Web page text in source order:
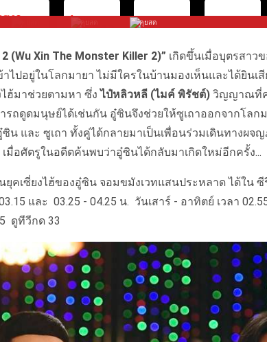
(Wu Xin The Monster Killer 2)” เกิดขึ้นเมื่อบุตรสาว
าไปอยู่ในโลกมายา ไม่มีใครในบ้านมองเห็นและได้ยินเ
ไฮ้มาช่วยตามหา ซึ่งไป๋หลิวหลี (ไมค์ พิรัชต์) วิญญาณที่ค
รถดูดมนุษย์ได้เช่นกัน อู๋ซินจึงช่วยให้ซูเถาออกจากโลก
น และ ซูเถา ทั้งคู่ได้กลายมาเป็นเพื่อนร่วมเดินทางผจญ
เมื่อศัตรูในอดีตค้นพบว่าอู๋ซินได้กลับมาเกิดใหม่อีกครั้ง...
คเซี่ยงไฮ้ของอู๋ซิน จอมขมังเวทแสนประหลาด ได้ใน ซี
และ 03.25 - 04.25 น. วันเสาร์ - อาทิตย์ เวลา
ดูทีวีกด 33